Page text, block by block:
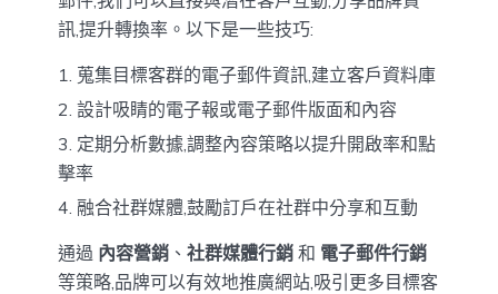
訊,提升轉換率。以下是一些技巧:
蒐集目標客群的電子郵件資訊,建立客戶資料庫
設計吸睛的電子報或電子郵件版面和內容
定期分析數據,調整內容策略以提升開啟率和點
擊率
融合社群媒體,鼓勵訂戶在社群中分享和互動
通過 內容營銷 、 社群媒體行銷 和 電子郵件行銷
等策略,品牌可以有效地推廣網站,吸引更多目標客